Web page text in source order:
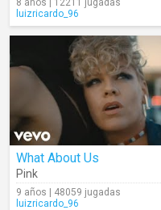
8 años | 12211 jugadas
luizricardo_96
What About Us
Pink
9 años | 48059 jugadas
luizricardo_96